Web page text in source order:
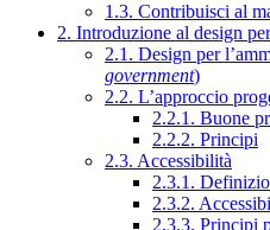
1.3. Contribuisci al
2. Introduzione al design
2.1. Design per
government)
2.2. L’approccio
2.2.1. Buone
2.2.2. Principi
2.3. Accessibilità
2.3.1.
2.3.2.
2.3.3. Principi